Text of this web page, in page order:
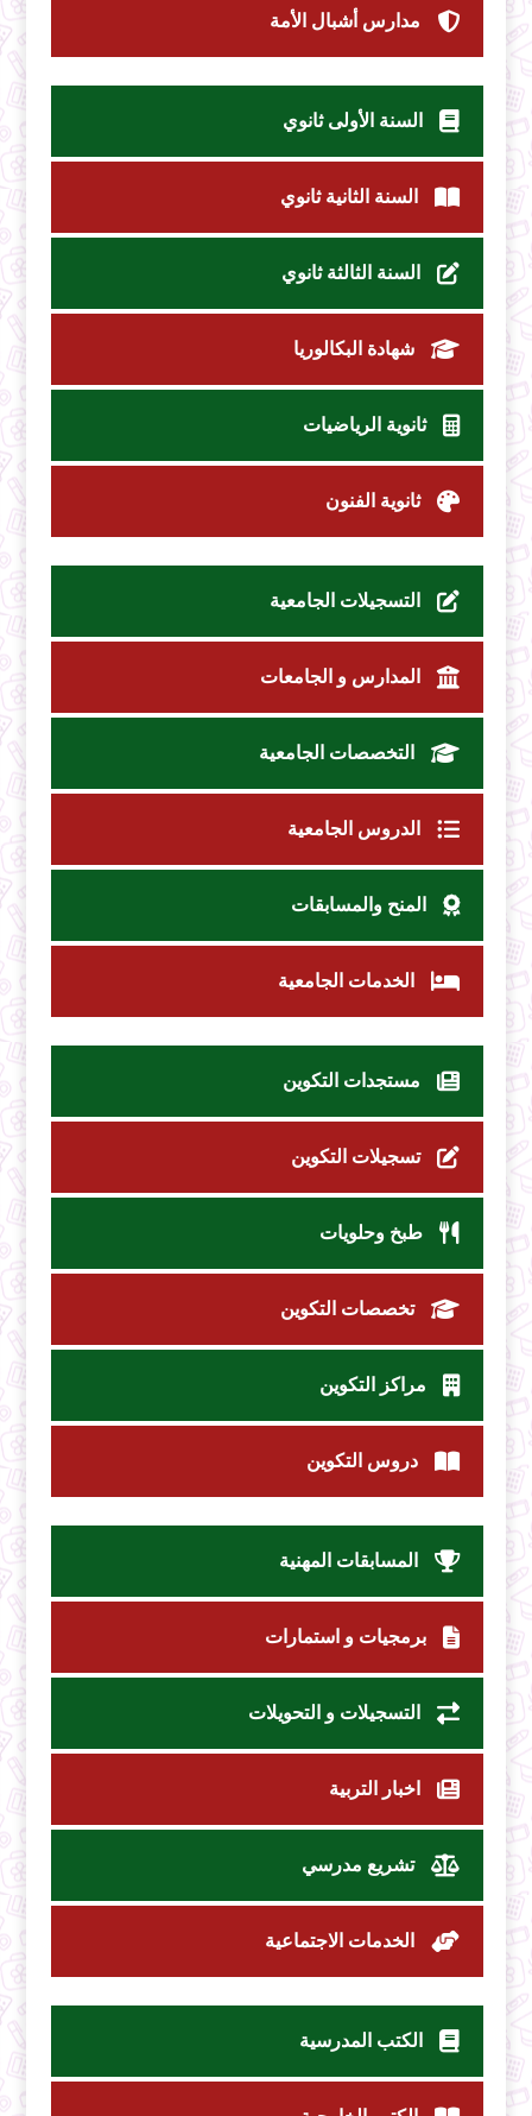
مدارس أشبال الأمة
السنة الأولى ثانوي
السنة الثانية ثانوي
السنة الثالثة ثانوي
شهادة البكالوريا
ثانوية الرياضيات
ثانوية الفنون
التسجيلات الجامعية
المدارس و الجامعات
التخصصات الجامعية
الدروس الجامعية
المنح والمسابقات
الخدمات الجامعية
مستجدات التكوين
تسجيلات التكوين
طبخ وحلويات
تخصصات التكوين
مراكز التكوين
دروس التكوين
المسابقات المهنية
برمجيات و استمارات
التسجيلات و التحويلات
اخبار التربية
تشريع مدرسي
الخدمات الاجتماعية
الكتب المدرسية